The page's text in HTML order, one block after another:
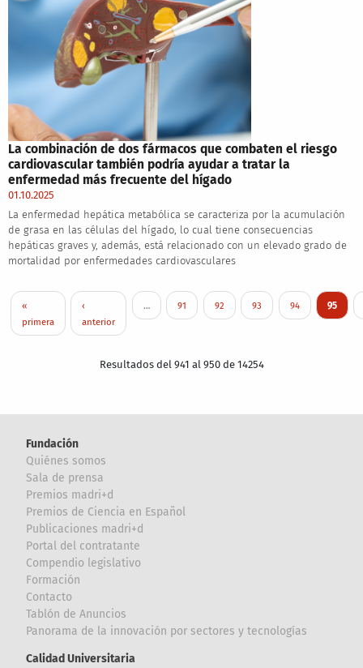
La combinación de dos fármacos que combaten el riesgo
cardiovascular también podría ayudar a tratar la
enfermedad más frecuente del hígado
01.10.2025
La enfermedad hepática metabólica se caracteriza por la acumulación
de grasa en las células del hígado, lo cual tiene consecuencias
hepáticas graves y, además, está relacionado con un elevado grado de
mortalidad por enfermedades cardiovasculares
Paginación
Primera página
«
primera
Página anterior
‹
anterior
… Page
91 Page
92 Page
93 Page
94 Página
95
Resultados del 941 al 950 de 14254
Fundación
Quiénes somos
Sala de prensa
Premios madri+d
Premios de Ciencia en Español
Publicaciones madri+d
Portal del contratante
Compendio legislativo
Formación
Contacto
Tablón de Anuncios
Panorama de la innovación por sectores y tecnologías
Calidad Universitaria